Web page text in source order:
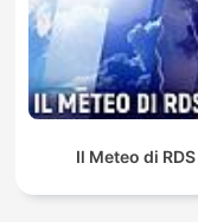
Il Meteo di RDS